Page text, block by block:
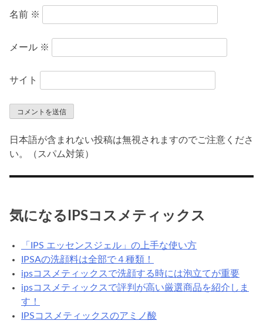
名前 ※
メール ※
サイト
日本語が含まれない投稿は無視されますのでご注意くださ
い。（スパム対策）
気になるIPSコスメティックス
「IPS エッセンスジェル」の上手な使い方
IPSAの洗顔料は全部で４種類！
ipsコスメティックスで洗顔する時には泡立てが重要
ipsコスメティックスで評判が高い厳選商品を紹介しま
す！
IPSコスメティックスのアミノ酸